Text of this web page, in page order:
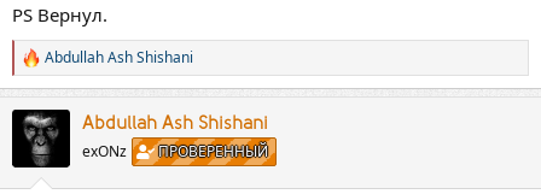
PS Вернул.
Р
е
а
к
ц
Abdullah Ash Shishani
Abdullah Ash Shishani
exONz ПРОВЕРЕННЫЙ